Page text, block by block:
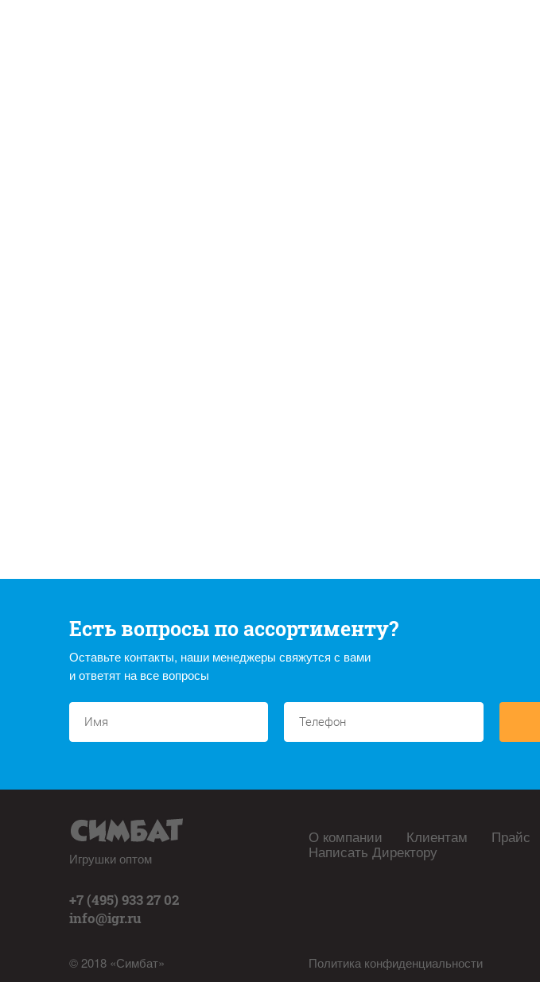
Есть вопросы по ассортименту?
Оставьте контакты, наши менеджеры свяжутся с вами
и ответят на все вопросы
Игрушки оптом
+7 (495) 933 27 02
info@igr.ru
© 2018 «Симбат»
О компании Клиентам Прайс
Написать Директору
Политика конфиденциальности